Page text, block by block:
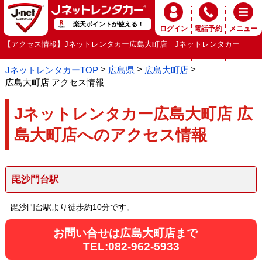
楽天ポイントが使える！
ログイン 電話予約 メニュー
【アクセス情報】Jネットレンタカー広島大町店｜Jネットレンタカー
JネットレンタカーTOP 広島県
広島大町店
広島大町店 アクセス情報
Jネットレンタカー広島大町店 広
島大町店へのアクセス情報
毘沙門台駅
毘沙門台駅より徒歩約10分です。
お問い合せは広島大町店まで
TEL:082-962-5933